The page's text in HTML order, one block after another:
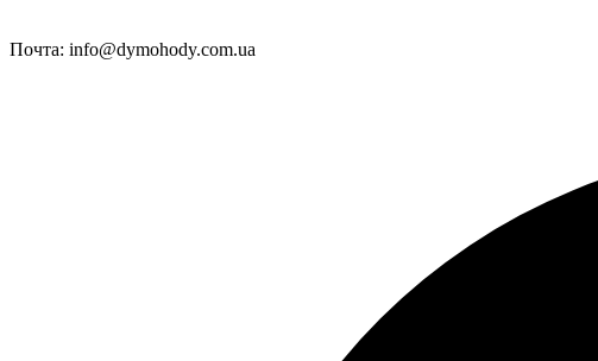
Почта: info@dymohody.com.ua